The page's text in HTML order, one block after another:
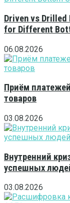
Driven vs
for Different
06.08.2026
Приём
товаров
03.08.2026
Внутренний
успешных
03.08.2026